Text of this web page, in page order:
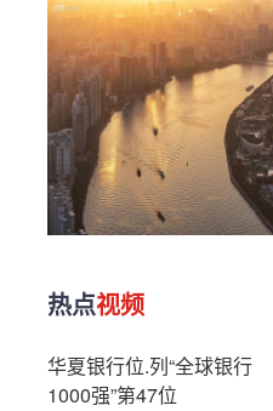
热点视频
华夏银行位.列“全球银行
1000强”第47位